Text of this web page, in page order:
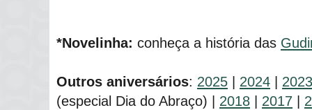
*Novelinha: conheça a história das
Outros aniversários: 2025 2024
2023
(especial Dia do Abraço) | 2018 2017